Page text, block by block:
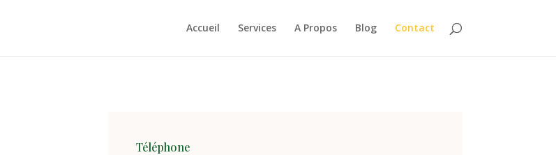
Accueil Services A Propos Blog Contact
Téléphone